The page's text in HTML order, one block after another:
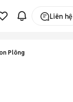
Liên hệ
Plông